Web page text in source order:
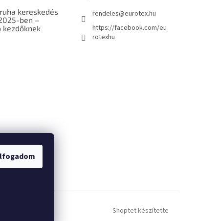
kereskedés
ben –
rendeles@eurotex.hu
https://facebook.com/eu
rotexhu
Shoptet készítette